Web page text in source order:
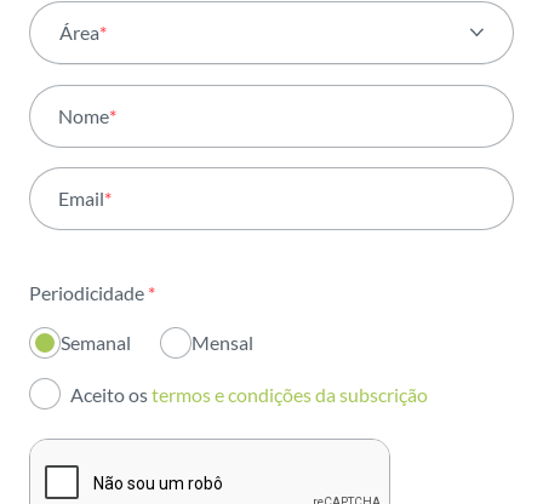
Área*
Atividade
Institucional
Inovação
Investidores
Publicações
Nome*
Email*
Periodicidade *
Semanal Mensal
Aceito ostermos e condições da subscrição